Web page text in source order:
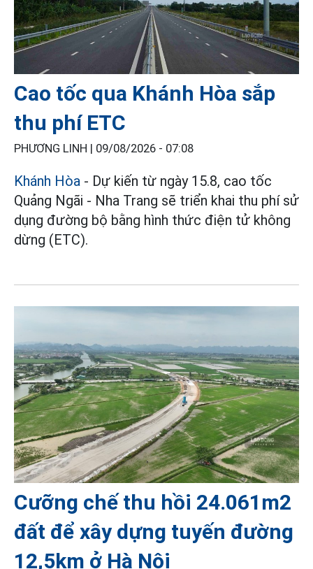
Cao tốc qua Khánh Hòa sắp
thu phí ETC
PHƯƠNG LINH | 09/08/2026 - 07:08
Khánh Hòa - Dự kiến từ ngày 15.8, cao tốc
Quảng Ngãi - Nha Trang sẽ triển khai thu phí sử
dụng đường bộ bằng hình thức điện tử không
dừng (ETC).
Cưỡng chế thu hồi 24.061m2
đất để xây dựng tuyến đường
12,5km ở Hà Nội